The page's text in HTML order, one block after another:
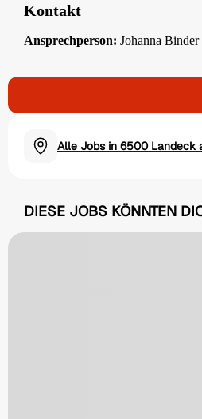
Kontakt
Ansprechperson: Johanna Binder
Alle Jobs in 6500 Landeck
DIESE JOBS KÖNNTEN